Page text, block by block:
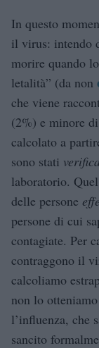
In questo
il virus: intendo
morire quando
letalità” (da non
che viene
(2%) e minore
calcolato a
sono stati
laboratorio.
delle persone
persone di cui
contagiate. Per
contraggono il
calcoliamo
non lo
l’influenza, che
sancito